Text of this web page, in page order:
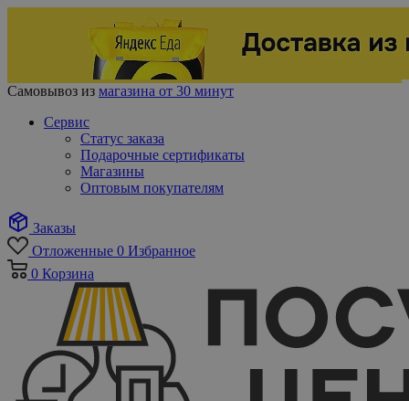
Самовывоз из магазина от 30 минут
Сервис
Статус заказа
Подарочные сертификаты
Магазины
Оптовым покупателям
Заказы
Отложенные 0 Избранное
0 Корзина